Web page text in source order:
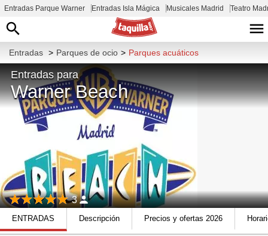
Entradas Parque Warner Entradas Isla Mágica Musicales Madrid Teatro
Entradas > Parques de ocio > Parques acuáticos
Entradas para
Warner Beach
3
ENTRADAS Descripción Precios y ofertas 2026